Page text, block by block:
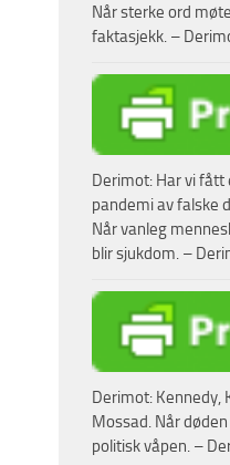
Når sterke ord
faktasjekk. –
Derimot: Har vi fått
pandemi av falske
Når vanleg
blir sjukdom. –
Derimot: Kennedy,
Mossad. Når
politisk våpen. –